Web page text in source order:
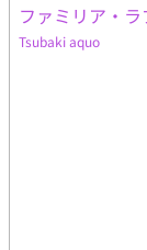
ファミリア・
Tsubaki aquo